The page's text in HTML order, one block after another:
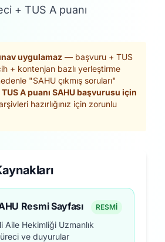
+ TUS A puanı
uygulamaz — başvuru + TUS
+ kontenjan bazlı yerleştirme
"SAHU çıkmış soruları"
TUS A puanı SAHU başvurusu için
hazırlığınız için zorunlu
Resmi Sayfası RESMİ
Aile Hekimliği Uzmanlık
ve duyurular